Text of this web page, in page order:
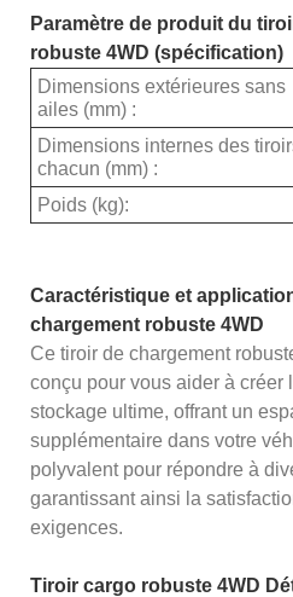
Paramètre de produit du
robuste 4WD (spécification)
Dimensions extérieures sans
ailes (mm) :
Dimensions internes des
chacun (mm) :
Poids (kg):
Caractéristique et
chargement robuste 4WD
Ce tiroir de chargement
conçu pour vous aider à créer
stockage ultime, offrant un
supplémentaire dans votre
polyvalent pour répondre à
garantissant ainsi la
exigences.
Tiroir cargo robuste 4WD